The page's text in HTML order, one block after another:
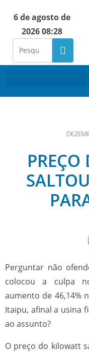
6 de agosto de
2026 08:28
Perguntar não
colocou a culpa
aumento de 46,14%
Itaipu, afinal a usina
ao assunto?
O preço do kilowatt